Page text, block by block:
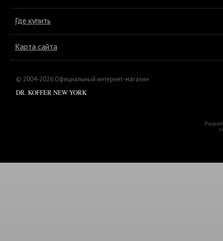
Где купить
Карта сайта
© 2004-2026 Официальный интернет-магазин
DR. KOFFER NEW YORK